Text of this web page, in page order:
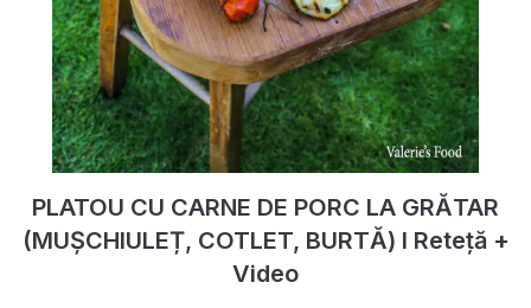
PLATOU CU CARNE DE PORC LA GRĂTAR
(MUȘCHIULEȚ, COTLET, BURTĂ) I Reteță +
Video